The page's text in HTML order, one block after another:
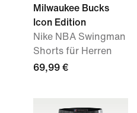
Milwaukee Bucks
Icon Edition
Nike NBA Swingman
Shorts für Herren
69,99 €